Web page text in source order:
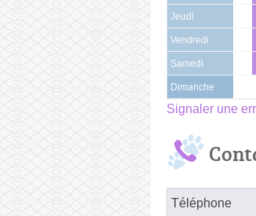
Jeudi
Vendredi
Samedi
Dimanche
Signaler une
Téléphone